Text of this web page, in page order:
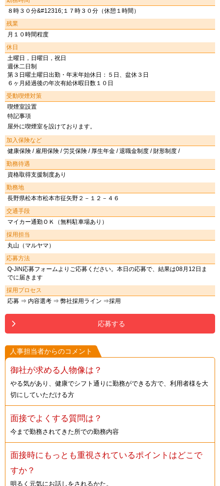
８時３０分&#12316;１７時３０分（休憩１時間）
残業
月１０時間程度
休日
土曜日，日曜日，祝日
週休二日制
第３日曜土曜日出勤・年末年始休日：５日、盆休３日
６ヶ月経過後の年次有給休暇日数１０日
受動喫煙対策
喫煙室設置
特記事項
屋外に喫煙室を設けております。
加入保険など
健康保険 / 雇用保険 / 労災保険 / 厚生年金 / 退職金制度 / 財形制度 /
勤務待遇
資格取得支援制度あり
勤務地
長野県松本市松本市征矢野２－１２－４６
交通手段
マイカー通勤ＯＫ（無料駐車場あり）
採用担当
丸山（マルヤマ）
応募方法
Q-JiN応募フォームよりご応募ください。本日の応募で、結果は08月12日ま
でに届きます
採用プロセス
応募 ⇒ 内容選考 ⇒ 弊社採用ライン ⇒採用
応募する
人事担当者からのコメント
御社が求める人物像は？
やる気があり、健康でシフト通りに勤務ができる方で、利用者様を大
切にしていただける方
面接でよくする質問は？
今まで勤務されてきた所での勤務内容
面接時にもっとも重視されているポイントはどこで
すか？
明るく元気にお話しをされるかた。